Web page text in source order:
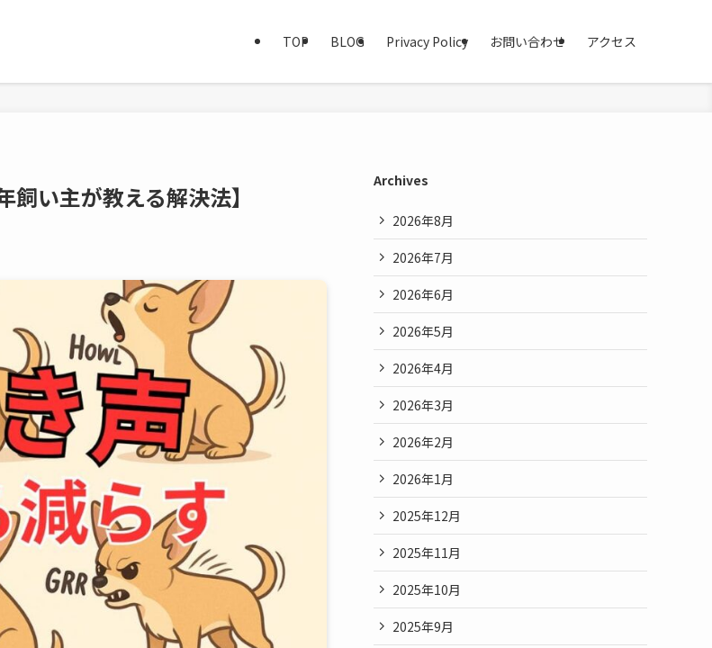
TOP BLOG Privacy Policy お問い合わせ アクセス
い主が教える解決法】
Archives
2026年8月
2026年7月
2026年6月
2026年5月
2026年4月
2026年3月
2026年2月
2026年1月
2025年12月
2025年11月
2025年10月
2025年9月